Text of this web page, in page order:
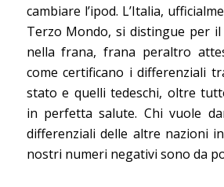
cambiare l’ipod. L’Italia,
Terzo Mondo, si distingue per
nella frana, frana peraltro
come certificano i differenziali
stato e quelli tedeschi, oltre
in perfetta salute. Chi vuole
differenziali delle altre nazioni
nostri numeri negativi sono da